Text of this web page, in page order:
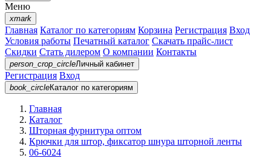
Меню
xmark
Главная Каталог по категориям Корзина Регистрация Вход
Условия работы Печатный каталог Скачать прайс-лист
Скидки Стать дилером О компании Контакты
person_crop_circleЛичный кабинет
Регистрация Вход
book_circleКаталог по категориям
Главная
Каталог
Шторная фурнитура оптом
Крючки для штор, фиксатор шнура шторной ленты
06-6024